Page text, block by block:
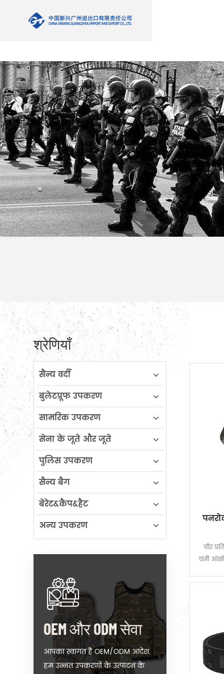
चीर
घनी
श्रेणियाँ
सैन्य वर्दी
बुलेटप्रूफ उपकरण
सामरिक उपकरण
सेना के जूते और जूते
पुलिस उपकरण
सैन्य बैग
बेरेट&कैप&हैट
अन्य उपकरण
OEM और ODM सेवा
आपका स्वागत है OEM/ODM आदेश.
हम उन्नत उपकरणों के उत्पादन के